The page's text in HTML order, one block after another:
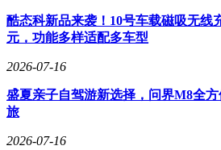
酷态科新品来袭！10号车载磁吸无线
元，功能多样适配多车型
2026-07-16
盛夏亲子自驾游新选择，问界M8全
旅
2026-07-16